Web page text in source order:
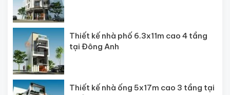
Thiết kế nhà phố 6.3x11m cao 4 tầng
tại Đông Anh
Thiết kế nhà ống 5x17m cao 3 tầng tại